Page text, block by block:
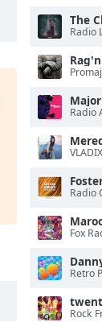
The
Radio
Radio
Radio
Fox
Retro
Rock